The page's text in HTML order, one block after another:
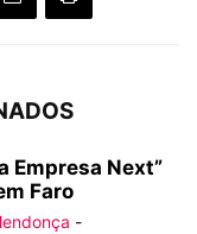
Empresa Next”
Faro
-